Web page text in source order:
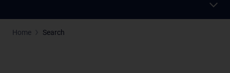
Home Search